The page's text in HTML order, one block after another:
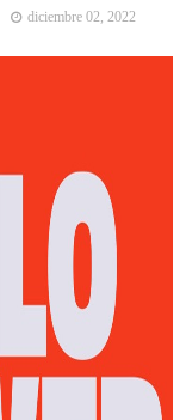
diciembre 02, 2022